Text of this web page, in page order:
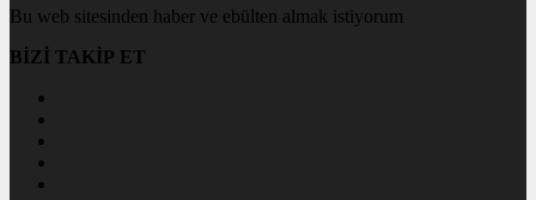
Bu web sitesinden haber ve ebülten almak istiyorum
BİZİ TAKİP ET